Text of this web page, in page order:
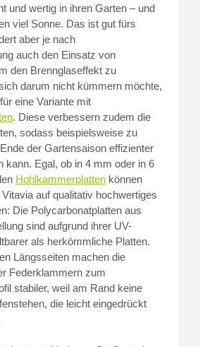
und wertig in ihren Garten – und
viel Sonne. Das ist gut fürs
aber je nach
auch den Einsatz von
den Brennglaseffekt zu
darum nicht kümmern möchte,
eine Variante mit
. Diese verbessern zudem die
sodass beispielsweise zu
der Gartensaison effizienter
kann. Egal, ob in 4 mm oder in 6
Hohlkammerplatten können
auf qualitativ hochwertiges
Die Polycarbonatplatten aus
sind aufgrund ihrer UV-
als herkömmliche Platten.
Längsseiten machen die
Federklammern zum
stabiler, weil am Rand keine
die leicht eingedrückt